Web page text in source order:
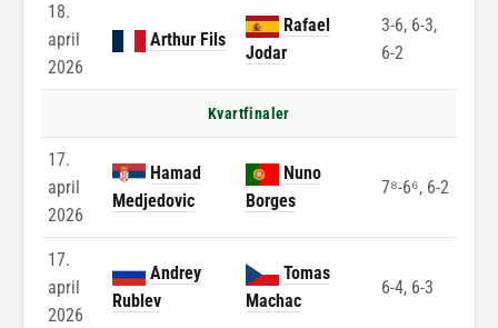
18.
april
2026
Arthur Fils
Rafael
Jodar
3-6, 6-3,
6-2
Kvartfinaler
17.
april
2026
Hamad
Medjedovic
Nuno
Borges
7⁸-6⁶, 6-2
17.
april
2026
Andrey
Rublev
Tomas
Machac
6-4, 6-3